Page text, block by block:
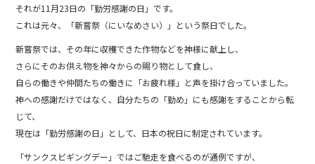
それが11月23日の「勤労感謝の日」です。
これは元々、「新嘗祭（にいなめさい）」という祭日でした。
新嘗祭では、その年に収穫できた作物などを神様に献上し、
さらにそのお供え物を神々からの賜り物として食し、
自らの働きや仲間たちの働きに「お疲れ様」と声を掛け合っていました。
神への感謝だけではなく、自分たちの「勤め」にも感謝をすることから転
じて、
現在は「勤労感謝の日」として、日本の祝日に制定されています。
「サンクスビギングデー」ではご馳走を食べるのが通例ですが、